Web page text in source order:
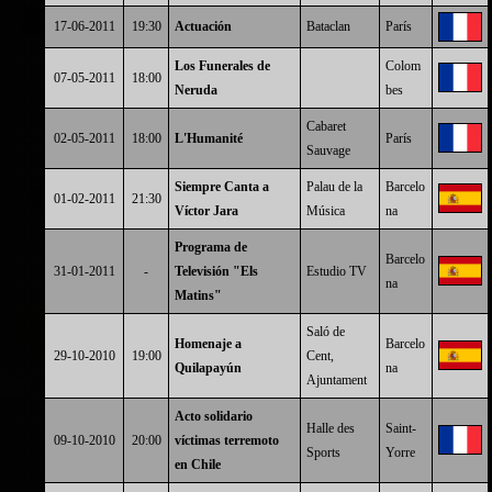
17-06-2011 19:30 Actuación Bataclan París
07-05-2011 18:00
Los Funerales de
Neruda
Colom
bes
02-05-2011 18:00 L'Humanité
Cabaret
Sauvage
París
01-02-2011 21:30
Siempre Canta a
Víctor Jara
Palau de la
Música
Barcelo
na
31-01-2011 -
Programa de
Televisión "Els
Matins"
Estudio TV
Barcelo
na
29-10-2010 19:00
Homenaje a
Quilapayún
Saló de
Cent,
Ajuntament
Barcelo
na
09-10-2010 20:00
Acto solidario
víctimas terremoto
en Chile
Halle des
Sports
Saint-
Yorre